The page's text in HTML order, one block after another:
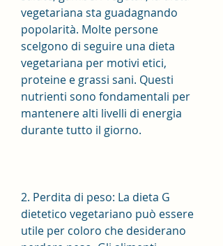
vegetariana sta guadagnando
popolarità. Molte persone
scelgono di seguire una dieta
vegetariana per motivi etici,
proteine e grassi sani. Questi
nutrienti sono fondamentali per
mantenere alti livelli di energia
durante tutto il giorno.
2. Perdita di peso: La dieta G
dietetico vegetariano può essere
utile per coloro che desiderano